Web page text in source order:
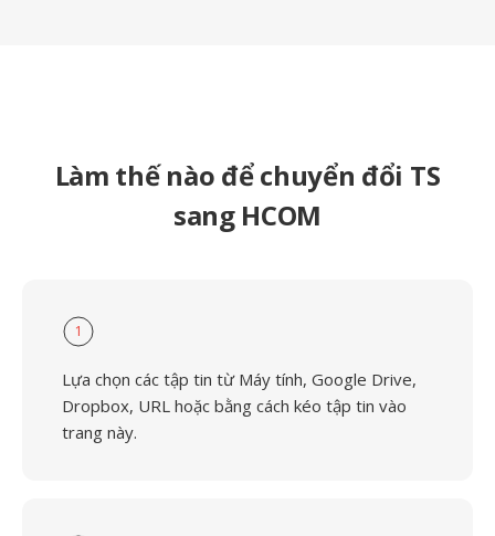
Làm thế nào để chuyển đổi TS
sang HCOM
1
Lựa chọn các tập tin từ Máy tính, Google Drive,
Dropbox, URL hoặc bằng cách kéo tập tin vào
trang này.